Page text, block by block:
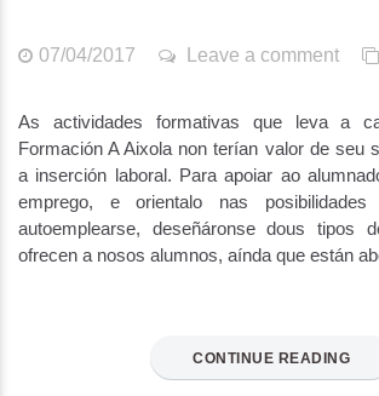
07/04/2017 Leave a comment
As actividades formativas que leva a
Formación A Aixola non terían valor de seu
a inserción laboral. Para apoiar ao
emprego, e orientalo nas
autoemplearse, deseñáronse dous tipos
ofrecen a nosos alumnos, aínda que están
CONTINUE READING